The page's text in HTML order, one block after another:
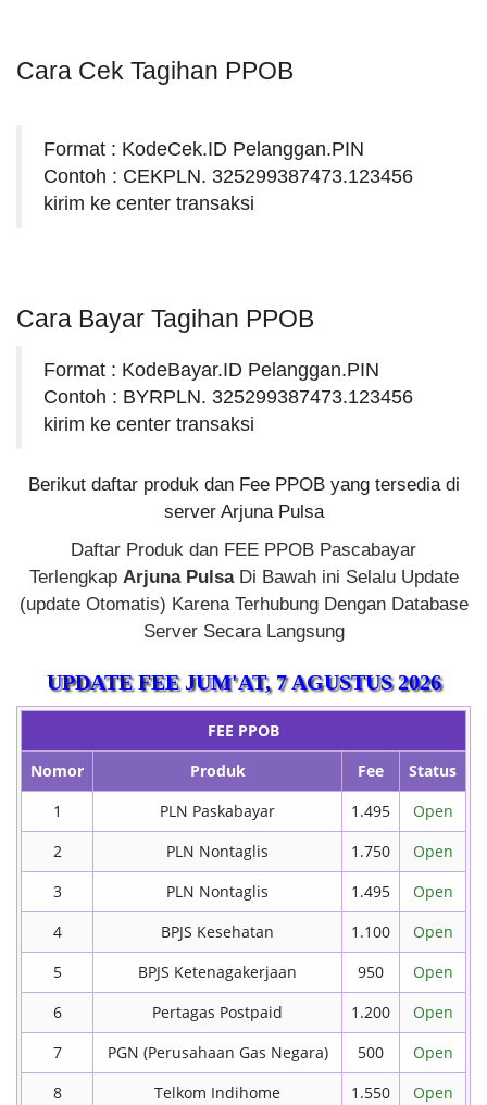
Cara Cek Tagihan PPOB
Format : KodeCek.ID Pelanggan.PIN
Contoh : CEKPLN. 325299387473.123456
kirim ke center transaksi
Cara Bayar Tagihan PPOB
Format : KodeBayar.ID Pelanggan.PIN
Contoh : BYRPLN. 325299387473.123456
kirim ke center transaksi
Berikut daftar produk dan Fee PPOB yang tersedia di
server Arjuna Pulsa
Daftar Produk dan FEE PPOB Pascabayar
Terlengkap Arjuna PulsaDi Bawah ini Selalu Update
(update Otomatis) Karena Terhubung Dengan Database
Server Secara Langsung
UPDATE FEEJUM'AT, 7 AGUSTUS 2026
FEE PPOB
Nomor
Produk Fee
Status
1
PLN Paskabayar 1.495
Open
2
PLN Nontaglis 1.750
Open
3
PLN Nontaglis 1.495
Open
4
BPJS Kesehatan 1.100
Open
5
BPJS Ketenagakerjaan 950
Open
6
Pertagas Postpaid 1.200
Open
7
PGN (Perusahaan Gas Negara) 500
Open
8
Telkom Indihome 1.550
Open